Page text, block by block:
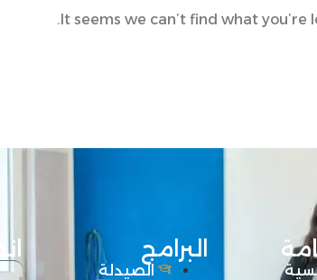
It seems we can’t find what you’re
البرامج
الصيدلة